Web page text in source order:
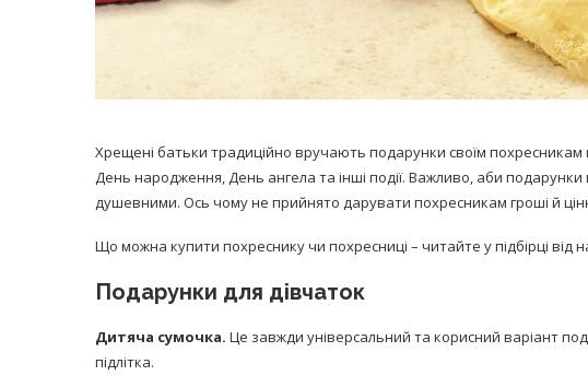
Хрещені батьки традиційно вручають подарунки своїм
День народження, День ангела та інші події. Важливо, аби
душевними. Ось чому не прийнято дарувати похресникам гроші й
Що можна купити похреснику чи похресниці – читайте у підбірці від
Подарунки для дівчаток
Дитяча сумочка. Це завжди універсальний та корисний варіант
підлітка.